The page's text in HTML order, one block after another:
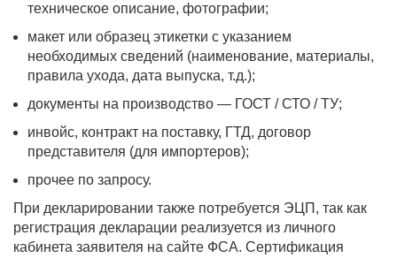
техническое описание, фотографии;
макет или образец этикетки с указанием
необходимых сведений (наименование, материалы,
правила ухода, дата выпуска, т.д.);
документы на производство — ГОСТ / СТО / ТУ;
инвойс, контракт на поставку, ГТД, договор
представителя (для импортеров);
прочее по запросу.
При декларировании также потребуется ЭЦП, так как
регистрация декларации реализуется из личного
кабинета заявителя на сайте ФСА. Сертификация